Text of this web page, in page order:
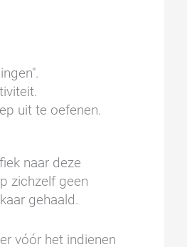
uit te oefenen.
naar deze
zichzelf geen
gehaald.
vóór het indienen